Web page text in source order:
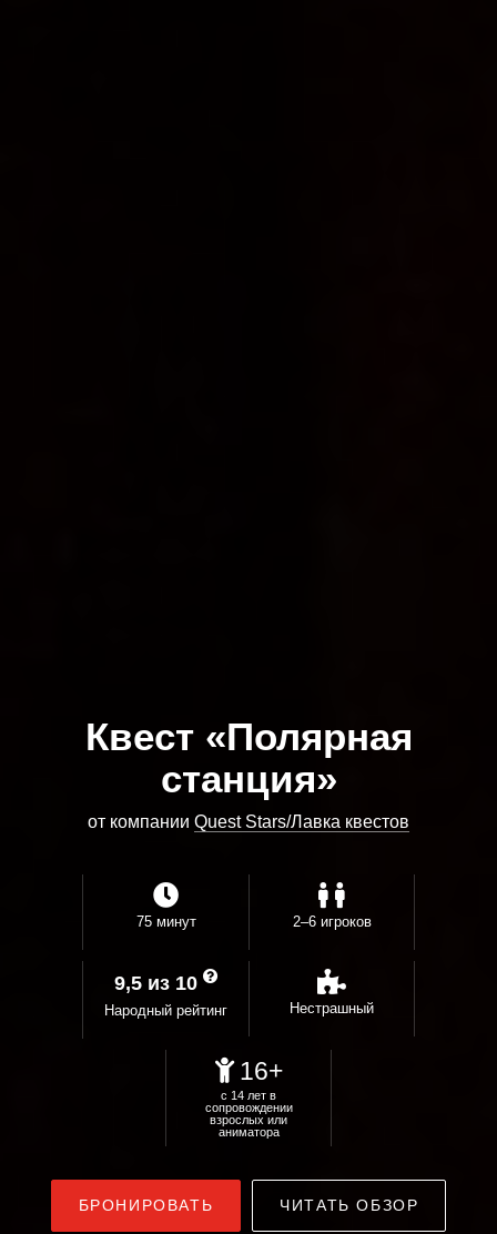
Квест «Полярная
станция»
от компании Quest Stars/Лавка квестов
75 минут 2–6 игроков
9,5 из 10
Народный рейтинг Нестрашный
16+
с 14 лет в
сопровождении
взрослых или
аниматора
БРОНИРОВАТЬ ЧИТАТЬ ОБЗОР